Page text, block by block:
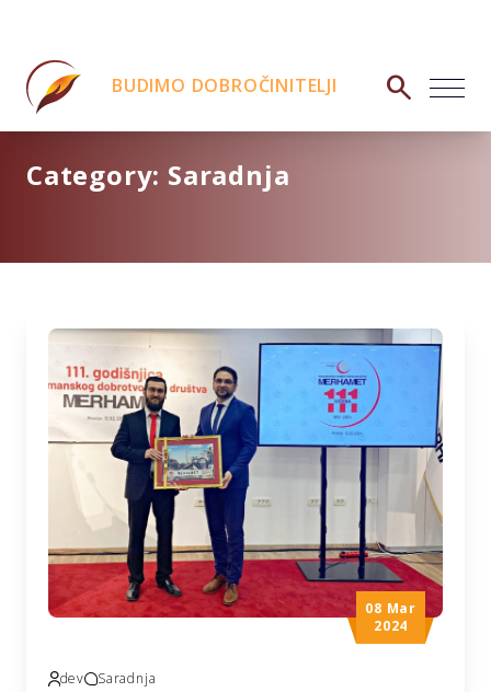
BUDIMO DOBROČINITELJI search
Category: Saradnja
08 Mar
2024
dev Saradnja